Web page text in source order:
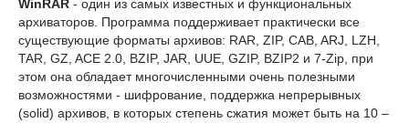
WinRAR - один из самых известных и функциональных
архиваторов. Программа поддерживает практически все
существующие форматы архивов: RAR, ZIP, CAB, ARJ, LZH,
TAR, GZ, ACE 2.0, BZIP, JAR, UUE, GZIP, BZIP2 и 7-Zip, при
этом она обладает многочисленными очень полезными
возможностями - шифрование, поддержка непрерывных
(solid) архивов, в которых степень сжатия может быть на 10 –